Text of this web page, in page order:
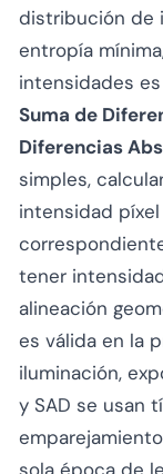
distribución de
entropía
intensidades
Suma de
Diferencias
simples,
intensidad
tener
alineación
es válida en la
iluminación,
y SAD se usan